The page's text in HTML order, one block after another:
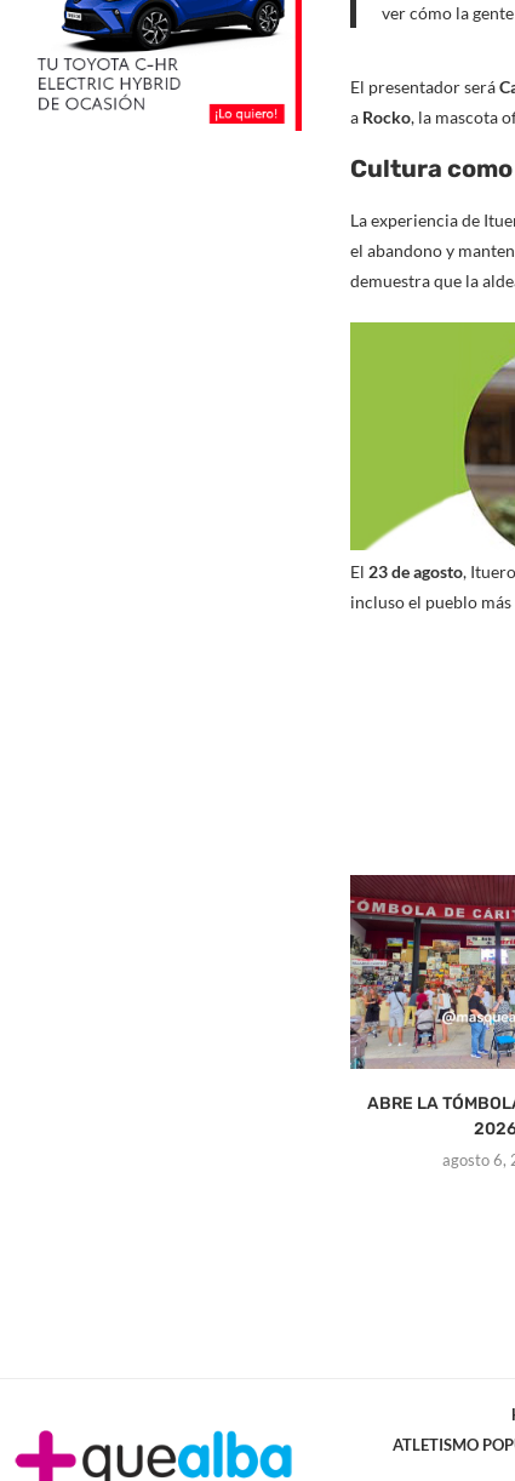
ver cómo la
El presentador será
a Rocko, la mascota
Cultura
La experiencia de
el abandono y
demuestra que la
El 23 de agosto,
incluso el pueblo
ABRE LA
agosto 6,
ATLETISMO